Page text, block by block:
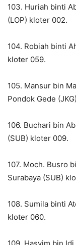
103. Huriah binti
(LOP) kloter 002.
104. Robiah binti
kloter 059.
105. Mansur bin
Pondok Gede
106. Buchari bin
(SUB) kloter 009.
107. Moch. Busro
Surabaya (SUB)
108. Sumila binti
kloter 060.